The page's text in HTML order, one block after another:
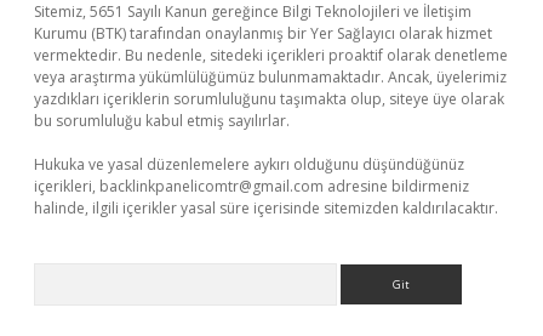
Sitemiz, 5651 Sayılı Kanun gereğince Bilgi Teknolojileri ve İletişim
Kurumu (BTK) tarafından onaylanmış bir Yer Sağlayıcı olarak hizmet
vermektedir. Bu nedenle, sitedeki içerikleri proaktif olarak denetleme
veya araştırma yükümlülüğümüz bulunmamaktadır. Ancak, üyelerimiz
yazdıkları içeriklerin sorumluluğunu taşımakta olup, siteye üye olarak
bu sorumluluğu kabul etmiş sayılırlar.
Hukuka ve yasal düzenlemelere aykırı olduğunu düşündüğünüz
içerikleri, backlinkpanelicomtr@gmail.com adresine bildirmeniz
halinde, ilgili içerikler yasal süre içerisinde sitemizden kaldırılacaktır.